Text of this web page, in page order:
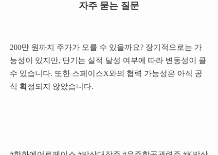
자주 묻는 질문
200만 원까지 주가가 오를 수 있을까요? 장기적으로는 가
능성이 있지만, 단기는 실적 달성 여부에 따라 변동성이 클
수 있습니다. 또한 스페이스X와의 협력 가능성은 아직 공
식 확정되지 않았습니다.